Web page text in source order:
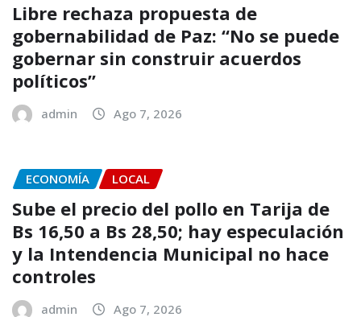
Libre rechaza propuesta de
gobernabilidad de Paz: “No se puede
gobernar sin construir acuerdos
políticos”
admin Ago 7, 2026
ECONOMÍA LOCAL
Sube el precio del pollo en Tarija de
Bs 16,50 a Bs 28,50; hay especulación
y la Intendencia Municipal no hace
controles
admin Ago 7, 2026